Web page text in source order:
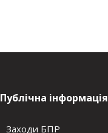
Публічна інформація
Заходи БПР